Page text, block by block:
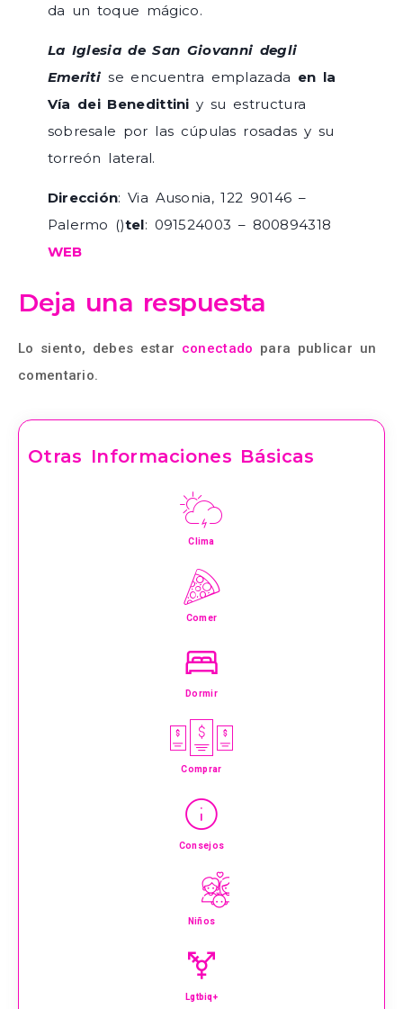
da un toque mágico.
La Iglesia de San Giovanni degli
Emeriti se encuentra emplazada en la
Vía dei Benedittiniy su estructura
sobresale por las cúpulas rosadas y su
torreón lateral.
Dirección: Via Ausonia, 122 90146 –
Palermo ()tel: 091524003 – 800894318
WEB
Deja una respuesta
Lo siento, debes estar conectado para publicar un
comentario.
Otras Informaciones Básicas
Clima
Comer
Dormir
Comprar
Consejos
Niños
Lgtbiq+